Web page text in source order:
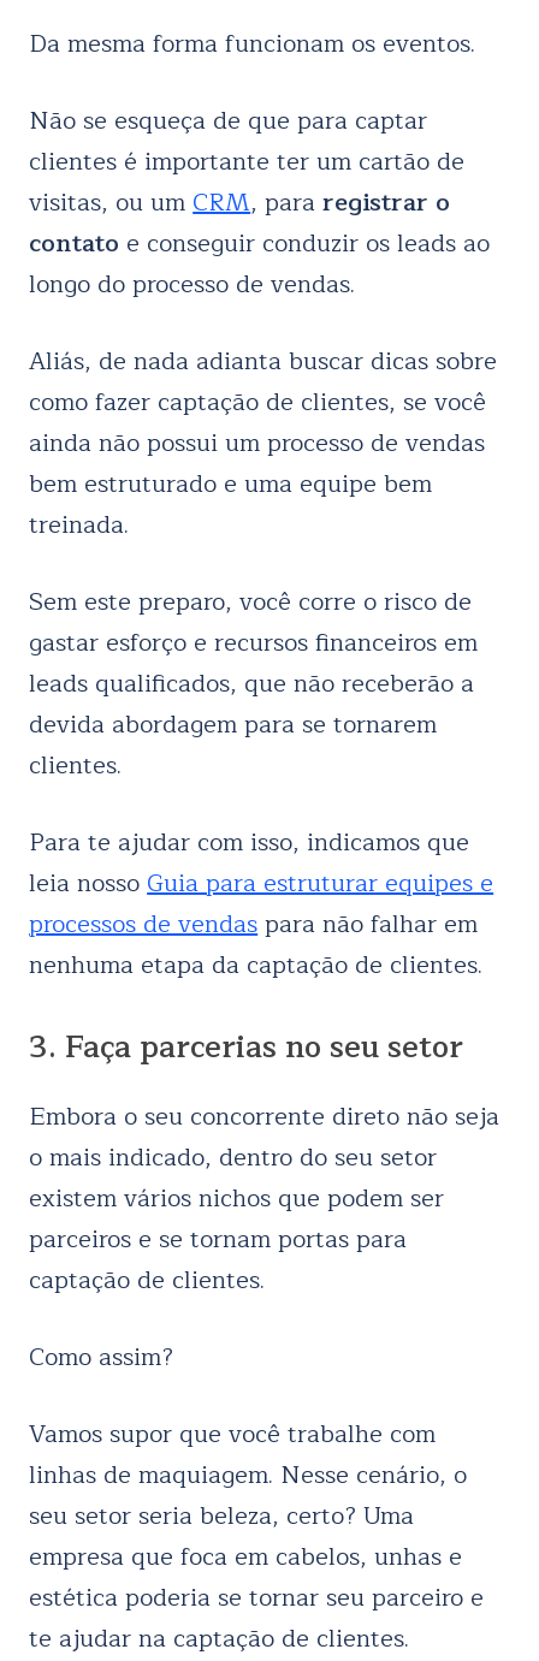
Da mesma forma funcionam os eventos.
Não se esqueça de que para captar
clientes é importante ter um cartão de
visitas, ou umCRM, pararegistrar o
contato e conseguir conduzir os leads ao
longo do processo de vendas.
Aliás, de nada adianta buscar dicas sobre
como fazer captação de clientes, se você
ainda não possui um processo de vendas
bem estruturado e uma equipe bem
treinada.
Sem este preparo, você corre o risco de
gastar esforço e recursos financeiros em
leads qualificados, que não receberão a
devida abordagem para se tornarem
clientes.
Para te ajudar com isso, indicamos que
leia nossoGuia para estruturar equipes e
processos de vendaspara não falhar em
nenhuma etapa da captação de clientes.
3. Faça parcerias no seu setor
Embora o seu concorrente direto não seja
o mais indicado, dentro do seu setor
existem vários nichos que podem ser
parceiros e se tornam portas para
captação de clientes.
Como assim?
Vamos supor que você trabalhe com
linhas de maquiagem. Nesse cenário, o
seu setor seria beleza, certo? Uma
empresa que foca em cabelos, unhas e
estética poderia se tornar seu parceiro e
te ajudar na captação de clientes.